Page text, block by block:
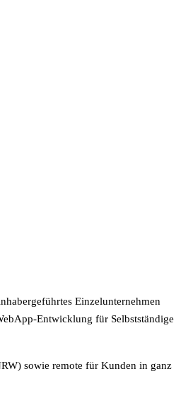
Einzelunternehmen
Entwicklung für Selbstständige
sowie remote für Kunden in ganz